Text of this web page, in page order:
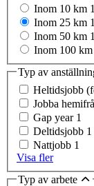
Inom 10 km 1
Inom 25 km 1
Inom 50 km 1
Inom 100 km
Typ av
Heltidsjobb
Jobba
Gap year 1
Deltidsjobb 1
Nattjobb 1
Visa fler
Typ av arbete